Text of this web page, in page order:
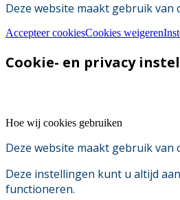
Deze website maakt gebruik van
Accepteer cookiesCookies weigeren
Cookie- en privacy
Hoe wij cookies gebruiken
Deze website maakt gebruik
Deze instellingen kunt u altijd
functioneren.